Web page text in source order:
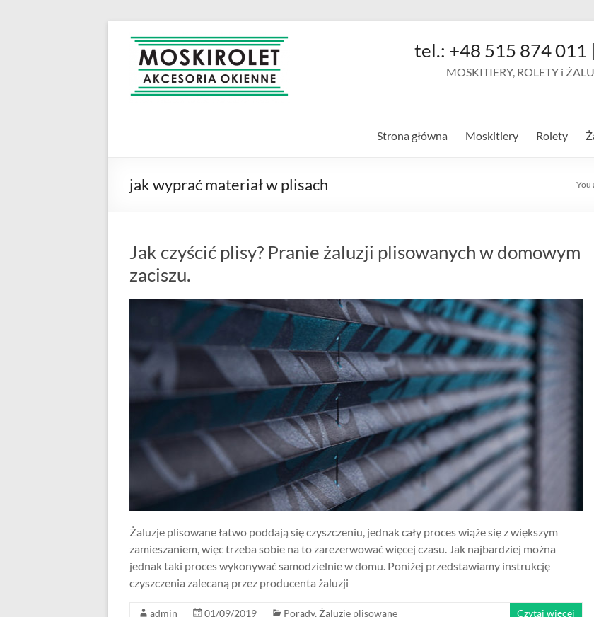
contentMOSKIROLET
siatki na
owady |
moskitiery
okienne |
drzwiowe
tel.: +48 515 874 011
MOSKITIERY, ROLETY i
Strona główna Moskitiery Rolety
jak wyprać materiał w plisach You
Jak czyścić plisy? Pranie żaluzji plisowanych w domowym
zaciszu.
Żaluzje plisowane łatwo poddają się czyszczeniu, jednak cały proces wiąże się z większym
zamieszaniem, więc trzeba sobie na to zarezerwować więcej czasu. Jak najbardziej można
jednak taki proces wykonywać samodzielnie w domu. Poniżej przedstawiamy instrukcję
czyszczenia zalecaną przez producenta żaluzji
admin 01/09/2019 Porady, Żaluzje plisowane Czytaj więcej